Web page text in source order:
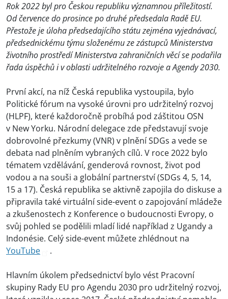
Rok 2022 byl pro Českou republiku významnou příležitostí.
Od července do prosince po druhé předsedala Radě EU.
Přestože je úloha předsedajícího státu zejména vyjednávací,
předsednickému týmu složenému ze zástupců Ministerstva
životního prostředí Ministerstva zahraničních věcí se podařila
řada úspěchů i v oblasti udržitelného rozvoje a Agendy 2030.
První akcí, na níž Česká republika vystoupila, bylo
Politické fórum na vysoké úrovni pro udržitelný rozvoj
(HLPF), které každoročně probíhá pod záštitou OSN
v New Yorku. Národní delegace zde představují svoje
dobrovolné přezkumy (VNR) v plnění SDGs a vede se
debata nad plněním vybraných cílů. V roce 2022 bylo
tématem vzdělávání, genderová rovnost, život pod
vodou a na souši a globální partnerství (SDGs 4, 5, 14,
15 a 17). Česká republika se aktivně zapojila do diskuse a
připravila také virtuální side-event o zapojování mládeže
a zkušenostech z Konference o budoucnosti Evropy, o
svůj pohled se podělili mladí lidé například z Ugandy a
Indonésie. Celý side-event můžete zhlédnout na
YouTube
.
Hlavním úkolem předsednictví bylo vést Pracovní
skupiny Rady EU pro Agendu 2030 pro udržitelný rozvoj,